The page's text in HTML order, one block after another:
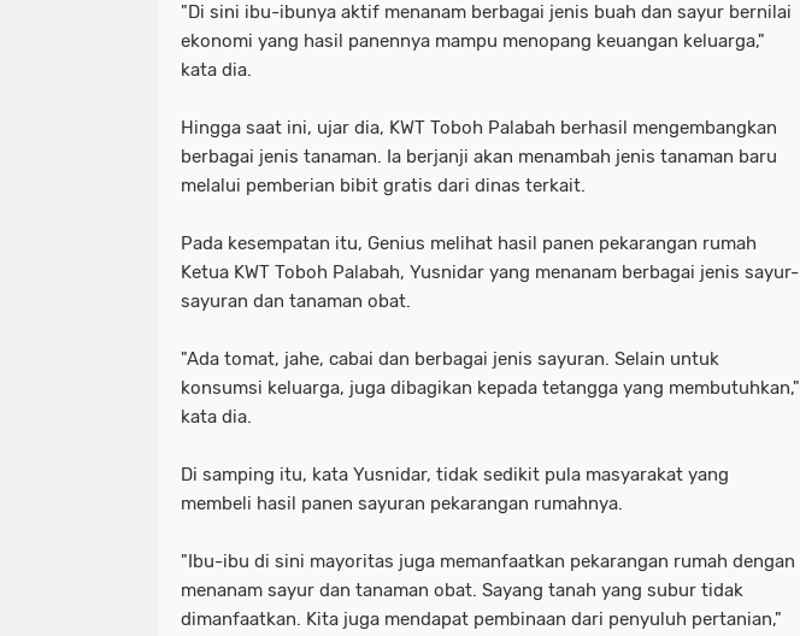
"Di sini ibu-ibunya aktif menanam berbagai jenis buah dan sayur bernilai
ekonomi yang hasil panennya mampu menopang keuangan keluarga,"
kata dia.
Hingga saat ini, ujar dia, KWT Toboh Palabah berhasil mengembangkan
berbagai jenis tanaman. Ia berjanji akan menambah jenis tanaman baru
melalui pemberian bibit gratis dari dinas terkait.
Pada kesempatan itu, Genius melihat hasil panen pekarangan rumah
Ketua KWT Toboh Palabah, Yusnidar yang menanam berbagai jenis sayur-
sayuran dan tanaman obat.
"Ada tomat, jahe, cabai dan berbagai jenis sayuran. Selain untuk
konsumsi keluarga, juga dibagikan kepada tetangga yang membutuhkan,"
kata dia.
Di samping itu, kata Yusnidar, tidak sedikit pula masyarakat yang
membeli hasil panen sayuran pekarangan rumahnya.
"Ibu-ibu di sini mayoritas juga memanfaatkan pekarangan rumah dengan
menanam sayur dan tanaman obat. Sayang tanah yang subur tidak
dimanfaatkan. Kita juga mendapat pembinaan dari penyuluh pertanian,"